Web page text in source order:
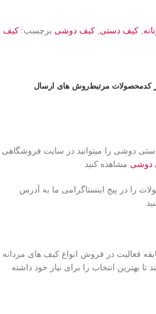
, کیف دستی, کیف دوشی برچسب: کیف
کدمحصولات مرتبطروش های ارسال
دوشی را میتوانید در سایت فروشگاهی
دوشی مشاهده کنید
را در پیج اینستاگرامی ما به آدرس
فعالیت در فروش انواع کیف های مردانه
بهترین انتخاب را برای نیاز خود داشته